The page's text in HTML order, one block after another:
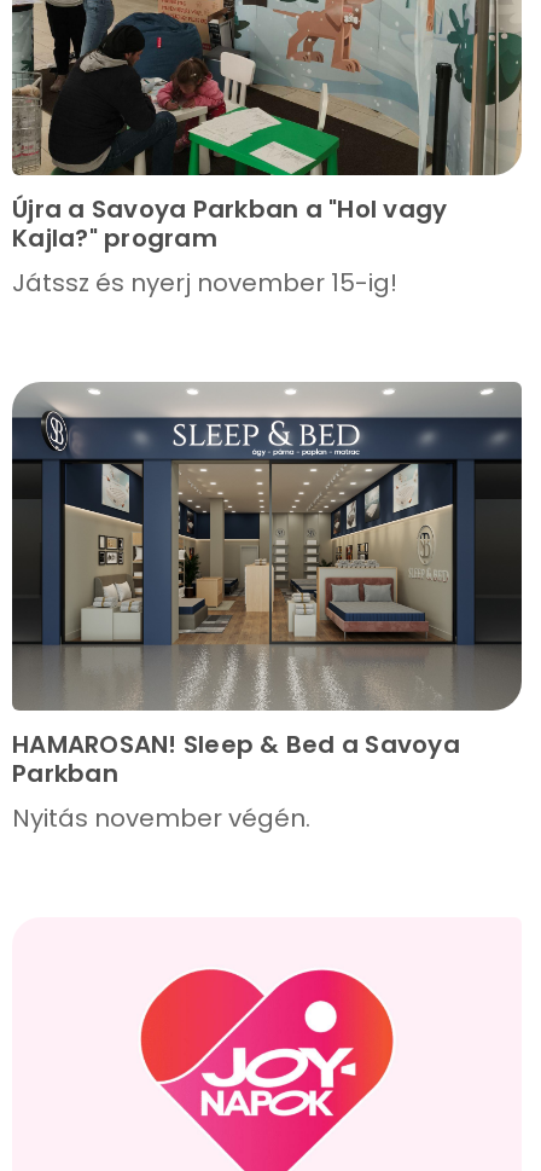
Újra a Savoya Parkban a "Hol vagy
Kajla?" program
Játssz és nyerj november 15-ig!
HAMAROSAN! Sleep & Bed a Savoya
Parkban
Nyitás november végén.